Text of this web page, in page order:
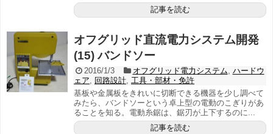
記事を読む
オフグリッド直流電力システム開発
(15) バンドソー
2016/1/3 オフグリッド電力システム, ハードウ
ェア, 回路設計, 工具・部材・免許
基板や金属板をきれいに切断できる機器を少し調べて
みたら、バンドソーという卓上型の電動のこぎりがあ
ることを知る。電動糸鋸は、鋸刃が上下するのに...
記事を読む